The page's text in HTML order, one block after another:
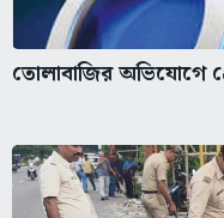
তোলাবাজির অভিযোগে